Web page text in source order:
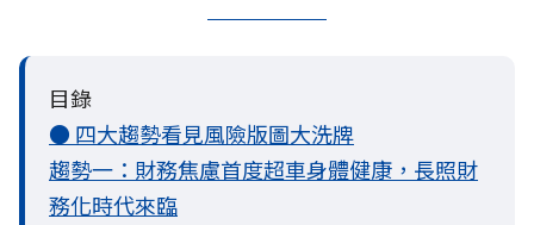
目錄
● 四大趨勢看見風險版圖大洗牌
趨勢一：財務焦慮首度超車身體健康，長照財
務化時代來臨